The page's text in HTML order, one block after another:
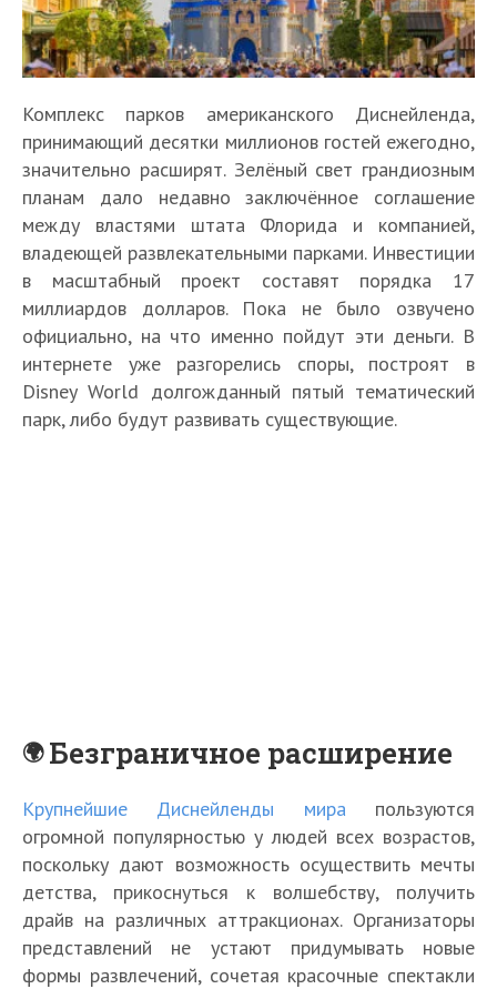
Комплекс парков американского Диснейленда,
принимающий десятки миллионов гостей ежегодно,
значительно расширят. Зелёный свет грандиозным
планам дало недавно заключённое соглашение
между властями штата Флорида и компанией,
владеющей развлекательными парками. Инвестиции
в масштабный проект составят порядка 17
миллиардов долларов. Пока не было озвучено
официально, на что именно пойдут эти деньги. В
интернете уже разгорелись споры, построят в
Disney World долгожданный пятый тематический
парк, либо будут развивать существующие.
Безграничное расширение
Крупнейшие Диснейленды мира пользуются
огромной популярностью у людей всех возрастов,
поскольку дают возможность осуществить мечты
детства, прикоснуться к волшебству, получить
драйв на различных аттракционах. Организаторы
представлений не устают придумывать новые
формы развлечений, сочетая красочные спектакли